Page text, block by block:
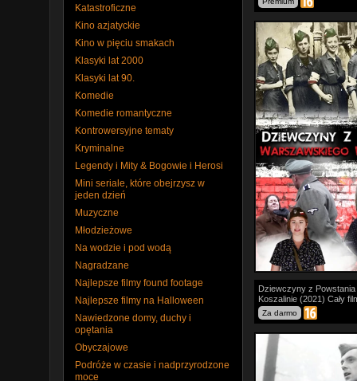
Katastroficzne
Kino azjatyckie
Kino w pięciu smakach
Klasyki lat 2000
Klasyki lat 90.
Komedie
Komedie romantyczne
Kontrowersyjne tematy
Kryminalne
Legendy i Mity & Bogowie i Herosi
Mini seriale, które obejrzysz w
jeden dzień
Muzyczne
Młodzieżowe
Na wodzie i pod wodą
Nagradzane
Najlepsze filmy found footage
Najlepsze filmy na Halloween
Nawiedzone domy, duchy i
opętania
Obyczajowe
Podróże w czasie i nadprzyrodzone
moce
Poruszająca
rozgrywająca się
czasach schyłku
Światowej.
Jest rok 1945.(...)
Dokumentalny,
Polskie
Fabularyzowany
przedstawiający
uczestniczek
Warszawskiego,
Dziewczyny z
Koszalinie (2021) Cały
Za darmo